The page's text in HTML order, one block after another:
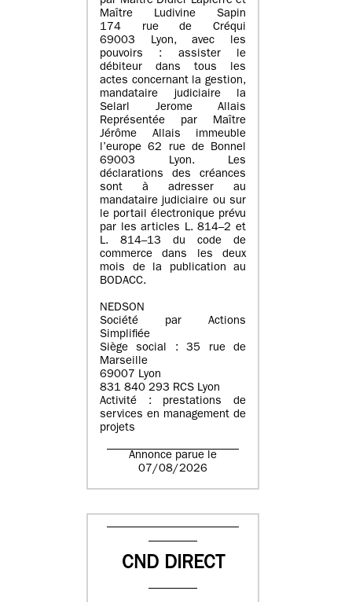
Maître Ludivine Sapin
174 rue de Créqui
69003 Lyon, avec les
pouvoirs : assister le
débiteur dans tous les
actes concernant la gestion,
mandataire judiciaire la
Selarl Jerome Allais
Représentée par Maître
Jérôme Allais immeuble
l’europe 62 rue de Bonnel
69003 Lyon. Les
déclarations des créances
sont à adresser au
mandataire judiciaire ou sur
le portail électronique prévu
par les articles L. 814–2 et
L. 814–13 du code de
commerce dans les deux
mois de la publication au
BODACC.
NEDSON
Société par Actions
Simplifiée
Siège social : 35 rue de
Marseille
69007 Lyon
831 840 293 RCS Lyon
Activité : prestations de
services en management de
projets
Annonce parue le
07/08/2026
CND DIRECT